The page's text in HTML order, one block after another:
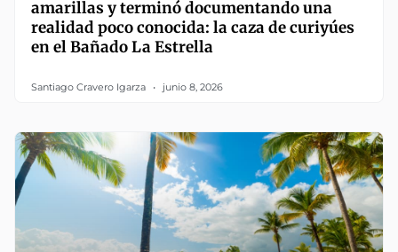
amarillas y terminó documentando una
realidad poco conocida: la caza de curiyúes
en el Bañado La Estrella
Santiago Cravero Igarza junio 8, 2026